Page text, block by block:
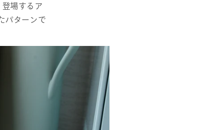
場するア
パターンで